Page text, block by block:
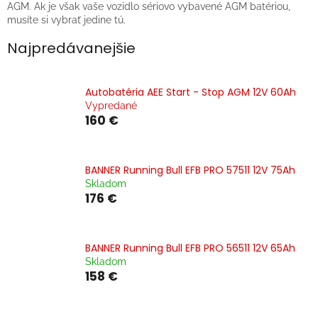
AGM. Ak je však vaše vozidlo sériovo vybavené AGM batériou,
musíte si vybrať jedine tú.
Najpredávanejšie
Autobatéria AEE Start - Stop AGM 12V 60Ah
Vypredané
160 €
BANNER Running Bull EFB PRO 57511 12V 75Ah
Skladom
176 €
BANNER Running Bull EFB PRO 56511 12V 65Ah
Skladom
158 €